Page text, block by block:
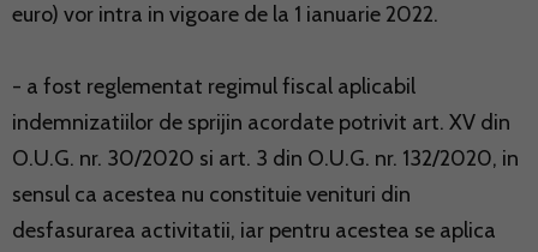
euro) vor intra in vigoare de la 1 ianuarie 2022.
- a fost reglementat regimul fiscal aplicabil
indemnizatiilor de sprijin acordate potrivit art. XV din
O.U.G. nr. 30/2020 si art. 3 din O.U.G. nr. 132/2020, in
sensul ca acestea nu constituie venituri din
desfasurarea activitatii, iar pentru acestea se aplica